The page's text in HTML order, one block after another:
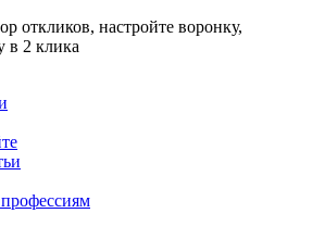
откликов, настройте воронку,
в 2 клика